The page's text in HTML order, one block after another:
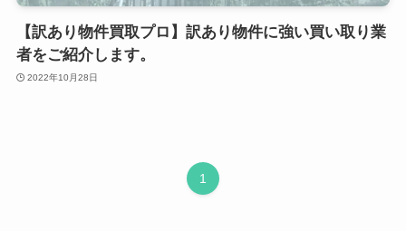
【訳あり物件買取プロ】訳あり物件に強い買い取り業
者をご紹介します。
2022年10月28日
1